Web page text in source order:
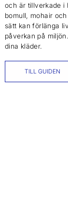
och är tillverkade i
bomull, mohair
sätt kan förlänga
påverkan på
dina kläder.
TILL GUIDEN